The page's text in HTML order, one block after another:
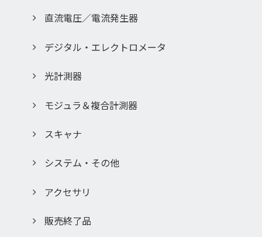
「このサービスの中止、変更など」
更する場合があります。あらかじめご了承ください。
取扱説明書は、製品をご購入いただいたお客様のための資料
お客様以外からのお問い合わせにはお応えできない場合が あ
入力いただきましたお客様の個人情報は、当社のプライバシ
許可無く第三者に譲渡もしくは利用する事は一切ございませ
直流電圧／電流発生器
デジタル・エレクトロメータ
光計測器
モジュラ＆複合計測器
スキャナ
システム・その他
アクセサリ
販売終了品